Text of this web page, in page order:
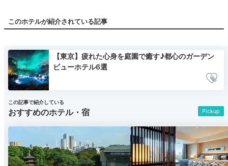
このホテルが紹介されている記事
【東京】疲れた心身を庭園で癒す♪都心のガーデン
ビューホテル6選
Pickup
この記事で紹介している
おすすめのホテル・宿